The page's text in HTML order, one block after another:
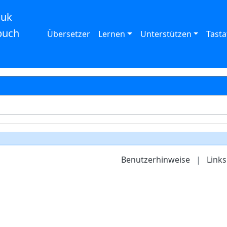
Übersetzer Lernen Unterstützen
Benutzerhinweise | Links